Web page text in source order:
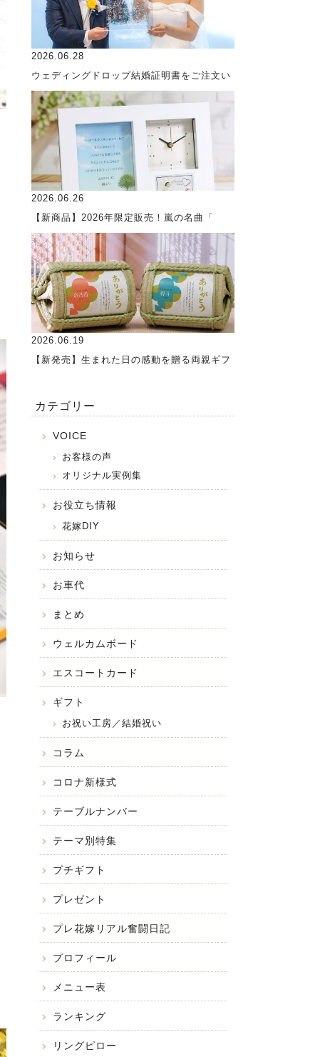
2026.06.28
ウェディングドロップ結婚証明書をご注文い
2026.06.26
【新商品】2026年限定販売！嵐の名曲「
2026.06.19
【新発売】生まれた日の感動を贈る両親ギフ
カテゴリー
VOICE
お客様の声
オリジナル実例集
お役立ち情報
花嫁DIY
お知らせ
お車代
まとめ
ウェルカムボード
エスコートカード
ギフト
お祝い工房／結婚祝い
コラム
コロナ新様式
テーブルナンバー
テーマ別特集
プチギフト
プレゼント
プレ花嫁リアル奮闘日記
プロフィール
メニュー表
ランキング
リングピロー